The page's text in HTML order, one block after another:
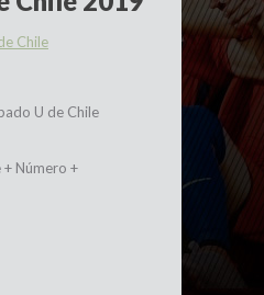
Chile
U de Chile
Número +